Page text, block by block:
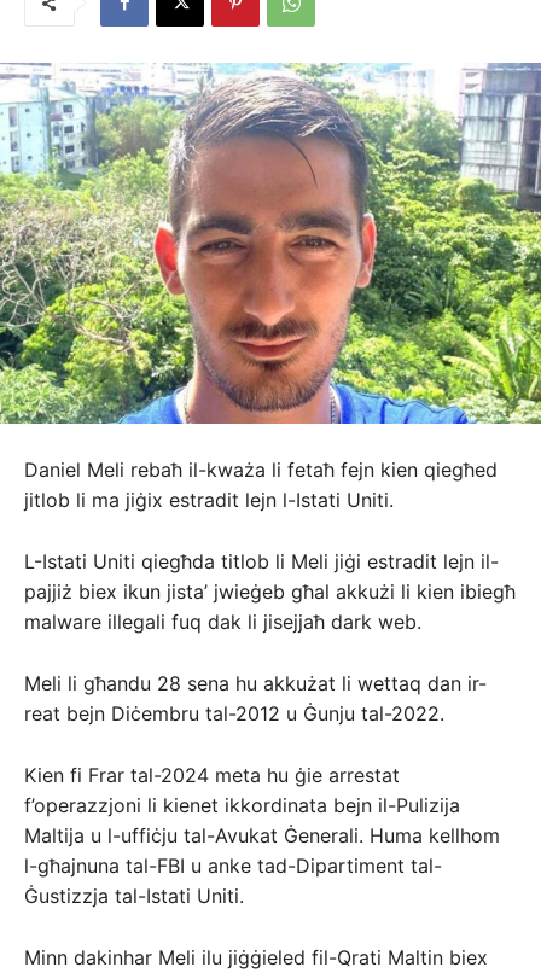
Daniel Meli rebaħ il-kważa li fetaħ fejn kien qiegħed
jitlob li ma jiġix estradit lejn l-Istati Uniti.
L-Istati Uniti qiegħda titlob li Meli jiġi estradit lejn il-
pajjiż biex ikun jista’ jwieġeb għal akkużi li kien ibiegħ
malware illegali fuq dak li jisejjaħ dark web.
Meli li għandu 28 sena hu akkużat li wettaq dan ir-
reat bejn Diċembru tal-2012 u Ġunju tal-2022.
Kien fi Frar tal-2024 meta hu ġie arrestat
f’operazzjoni li kienet ikkordinata bejn il-Pulizija
Maltija u l-uffiċju tal-Avukat Ġenerali. Huma kellhom
l-għajnuna tal-FBI u anke tad-Dipartiment tal-
Ġustizzja tal-Istati Uniti.
Minn dakinhar Meli ilu jiġġieled fil-Qrati Maltin biex